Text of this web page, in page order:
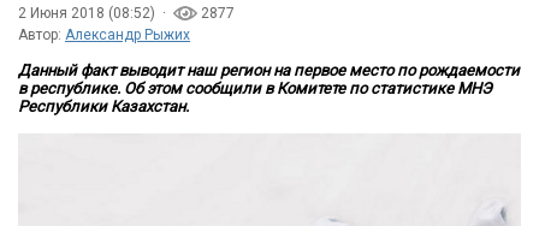
2 Июня 2018 (08:52) ·
2877
Автор: Александр Рыжих
Данный факт выводит наш регион на первое место по рождаемости
в республике. Об этом сообщили в Комитете по статистике МНЭ
Республики Казахстан.